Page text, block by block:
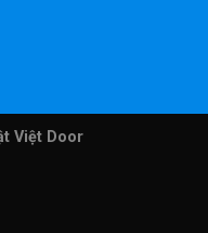
Việt Door